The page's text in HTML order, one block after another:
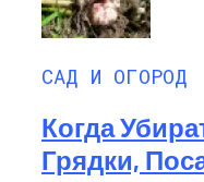
САД И ОГОРОД
Когда
Грядки,